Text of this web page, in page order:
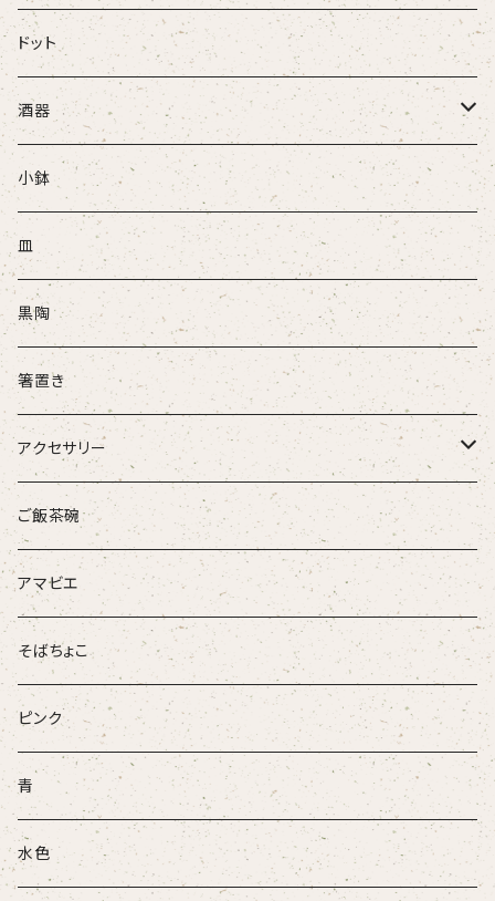
ドット
酒器
ぐい吞
盃
酒注ぎ
小鉢
皿
黒陶
箸置き
アクセサリー
ループタイ
ブローチ
ご飯茶碗
アマビエ
そばちょこ
ピンク
青
水色